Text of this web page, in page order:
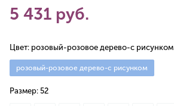
5 431 руб.
Цвет: розовый-розовое дерево-с рисунком
розовый-розовое дерево-с рисунком
Размер: 52